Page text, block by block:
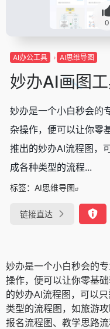
0
AI办公工具 AI思维导图
妙办AI画图
妙办是一个小白秒会的
杂操作，便可以让你零
推出的妙办AI流程图，
成各种类型的流程...
标签： AI思维导图
链接直达
妙办是一个小白秒会的
操作，便可以让你零基
的妙办AI流程图，可以
类型的流程图，如旅游
报名流程图、教学思路流